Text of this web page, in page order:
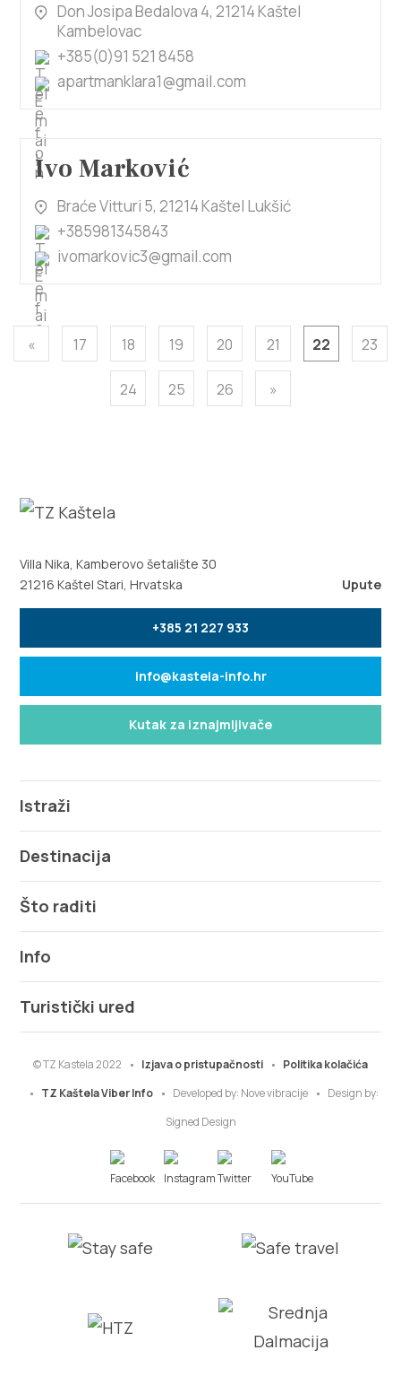
Don Josipa Bedalova 4, 21214 Kaštel
Kambelovac
+385(0)91 521 8458
apartmanklara1@gmail.com
Ivo Marković
Braće Vitturi 5, 21214 Kaštel Lukšić
+385981345843
ivomarkovic3@gmail.com
« 17 18 19 20 21 22 23
24 25 26 »
Villa Nika, Kamberovo šetalište 30
21216 Kaštel Stari, Hrvatska
Upute
+385 21 227 933
info@kastela-info.hr
Kutak za iznajmljivače
Istraži
Destinacija
Što raditi
Info
Turistički ured
© TZ Kastela 2022 Izjava o pristupačnosti
Politika kolačića
TZ Kaštela Viber Info
Developed by: Nove vibracije
Design by:
Signed Design